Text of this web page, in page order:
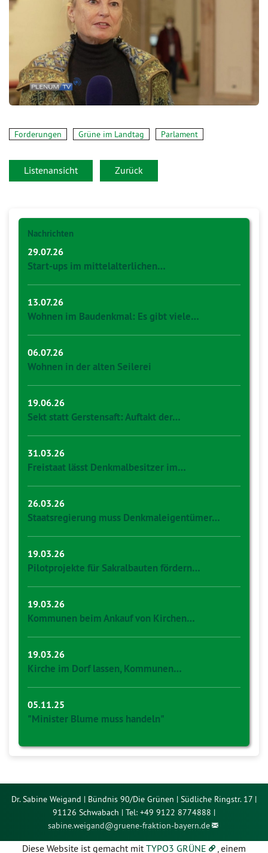
Forderungen Grüne im Landtag Parlament
Listenansicht Zurück
Nachrichten
29.07.26
Start-ups im mittelalterlichen…
13.07.26
Wohnen im Baudenkmal: Es gibt viele…
06.07.26
Wohnen in der alten Seilerei
19.06.26
Sekt statt Gerstensaft: Auftakt der…
31.03.26
Freistaat lässt Denkmalbesitzer im…
26.03.26
Staatsregierung muss Denkmaleigentümer…
19.03.26
Pilotprojekte für Sakralbauten fördern…
19.03.26
Kommunen beim Ankauf von Kirchen…
19.03.26
Kirche im Dorf lassen, Kommunen…
05.11.25
"Minister Blume muss handeln"
Dr. Sabine Weigand | Bündnis 90/Die Grünen | Südliche Ringstr. 17 |
91126 Schwabach | Tel: +49 9122 8774888 |
sabine.weigand@gruene-fraktion-bayern.de
Diese Website ist gemacht mitTYPO3 GRÜNE , einem